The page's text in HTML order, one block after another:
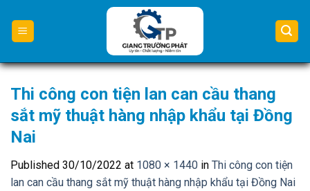
content
Thi công con tiện lan can cầu thang
sắt mỹ thuật hàng nhập khẩu tại Đồng
Nai
Published 30/10/2022 at 1080 × 1440 in Thi công con tiện
lan can cầu thang sắt mỹ thuật hàng nhập khẩu tại Đồng Nai